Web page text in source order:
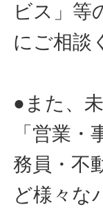
ビス」等
にご相談
●また、
「営業
務員・不
ど様々な